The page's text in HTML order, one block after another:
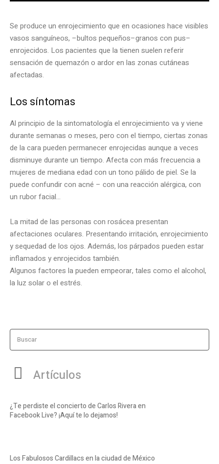
Se produce un enrojecimiento que en ocasiones hace visibles
vasos sanguíneos, –bultos pequeños–granos con pus–
enrojecidos. Los pacientes que la tienen suelen referir
sensación de quemazón o ardor en las zonas cutáneas
afectadas.
Los síntomas
Al principio de la sintomatología el enrojecimiento va y viene
durante semanas o meses, pero con el tiempo, ciertas zonas
de la cara pueden permanecer enrojecidas aunque a veces
disminuye durante un tiempo. Afecta con más frecuencia a
mujeres de mediana edad con un tono pálido de piel. Se la
puede confundir con acné – con una reacción alérgica, con
un rubor facial…
La mitad de las personas con rosácea presentan
afectaciones oculares. Presentando irritación, enrojecimiento
y sequedad de los ojos. Además, los párpados pueden estar
inflamados y enrojecidos también.
Algunos factores la pueden empeorar, tales como el alcohol,
la luz solar o el estrés.
Buscar
Artículos
¿Te perdiste el concierto de Carlos Rivera en
Facebook Live? ¡Aquí te lo dejamos!
Los Fabulosos Cardillacs en la ciudad de México